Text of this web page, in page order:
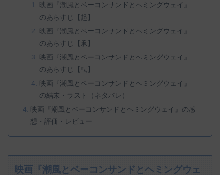
映画『潮風とベーコンサンドとヘミングウェイ』
のあらすじ【起】
映画『潮風とベーコンサンドとヘミングウェイ』
のあらすじ【承】
映画『潮風とベーコンサンドとヘミングウェイ』
のあらすじ【転】
映画『潮風とベーコンサンドとヘミングウェイ』
の結末・ラスト（ネタバレ）
映画『潮風とベーコンサンドとヘミングウェイ』の感
想・評価・レビュー
映画『潮風とベーコンサンドとヘミングウェ